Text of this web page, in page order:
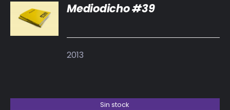
DETALLES
Mediodicho #39
2013
Sin stock